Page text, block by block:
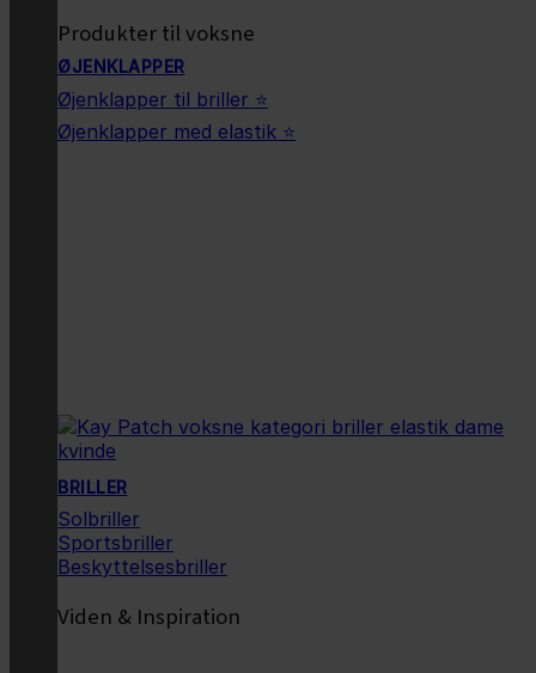
Produkter til voksne
ØJENKLAPPER
Øjenklapper til briller ⭐
Øjenklapper med elastik ⭐
BRILLER
Solbriller
Sportsbriller
Beskyttelsesbriller
Viden & Inspiration